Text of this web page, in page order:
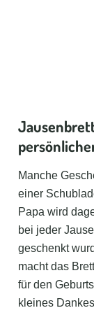
Manche
einer
Papa wird
bei jeder
geschenkt
macht das
für den
kleines